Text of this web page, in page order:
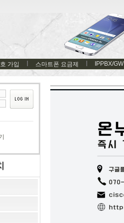
가입 스마트폰 요금제 IPPBX/GW